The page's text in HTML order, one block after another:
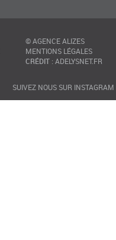
©AGENCE ALIZES
MENTIONS LÉGALES
CRÉDIT : ADELYSNET.FR
SUIVEZ NOUS SUR INSTAGRAM